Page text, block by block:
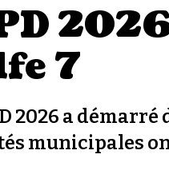
7
2026 a
municipales